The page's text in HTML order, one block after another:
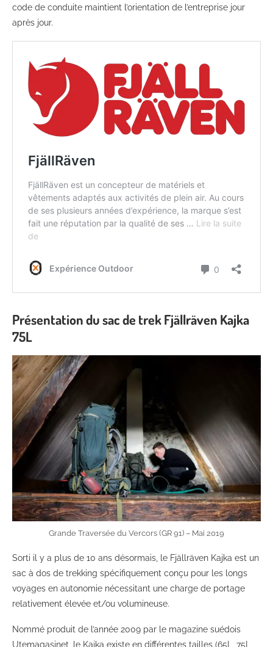
code de conduite maintient l’orientation de l’entreprise jour
après jour.
Présentation du sac de trek Fjällräven Kajka
75L
Grande Traversée du Vercors (GR 91) – Mai 2019
Sorti il y a plus de 10 ans désormais, le Fjällräven Kajka est un
sac à dos de trekking spécifiquement conçu pour les longs
voyages en autonomie nécessitant une charge de portage
relativement élevée et/ou volumineuse.
Nommé produit de l’année 2009 par le magazine suédois
Utemagasinet, le Kajka existe en différentes tailles (65L, 75L,